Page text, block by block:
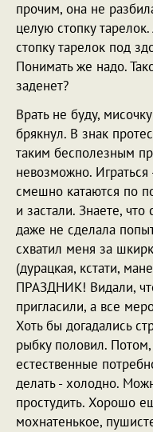
прочим, она не
целую стопку
стопку тарелок под
Понимать же надо.
заденет?
Врать не буду,
брякнул. В знак
таким бесполезным
невозможно.
смешно катаются по
и застали. Знаете,
даже не сделала
схватил меня за
(дурацкая, кстати,
ПРАЗДНИК! Видали,
пригласили, а все
Хоть бы догадались
рыбку половил.
естественные
делать - холодно.
простудить. Хорошо
мохнатенькое,